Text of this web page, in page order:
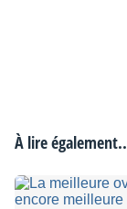
À lire